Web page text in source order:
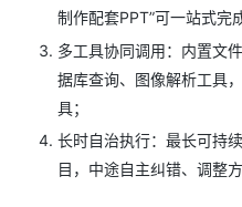
制作配套PPT”可一站式完
多工具协同调用：内置文
据库查询、图像解析工具
具；
长时自治执行：最长可持
目，中途自主纠错、调整